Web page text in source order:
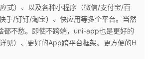
式）、以及各种小程序（微信/支付宝/百
手/钉钉/淘宝）、快应用等多个平台。当然
都不愁。即使不跨端，uni-app也是更好的
见）、更好的App跨平台框架、更方便的H